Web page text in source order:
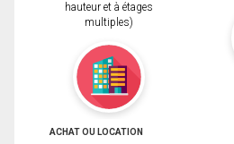
hauteur et à étages
multiples)
ACHAT OU LOCATION